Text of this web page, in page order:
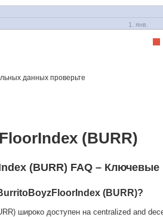
1. янв.
данных проверьте
(BURR)
(BURR) FAQ –
(BURR)?
широко доступен на centralized and